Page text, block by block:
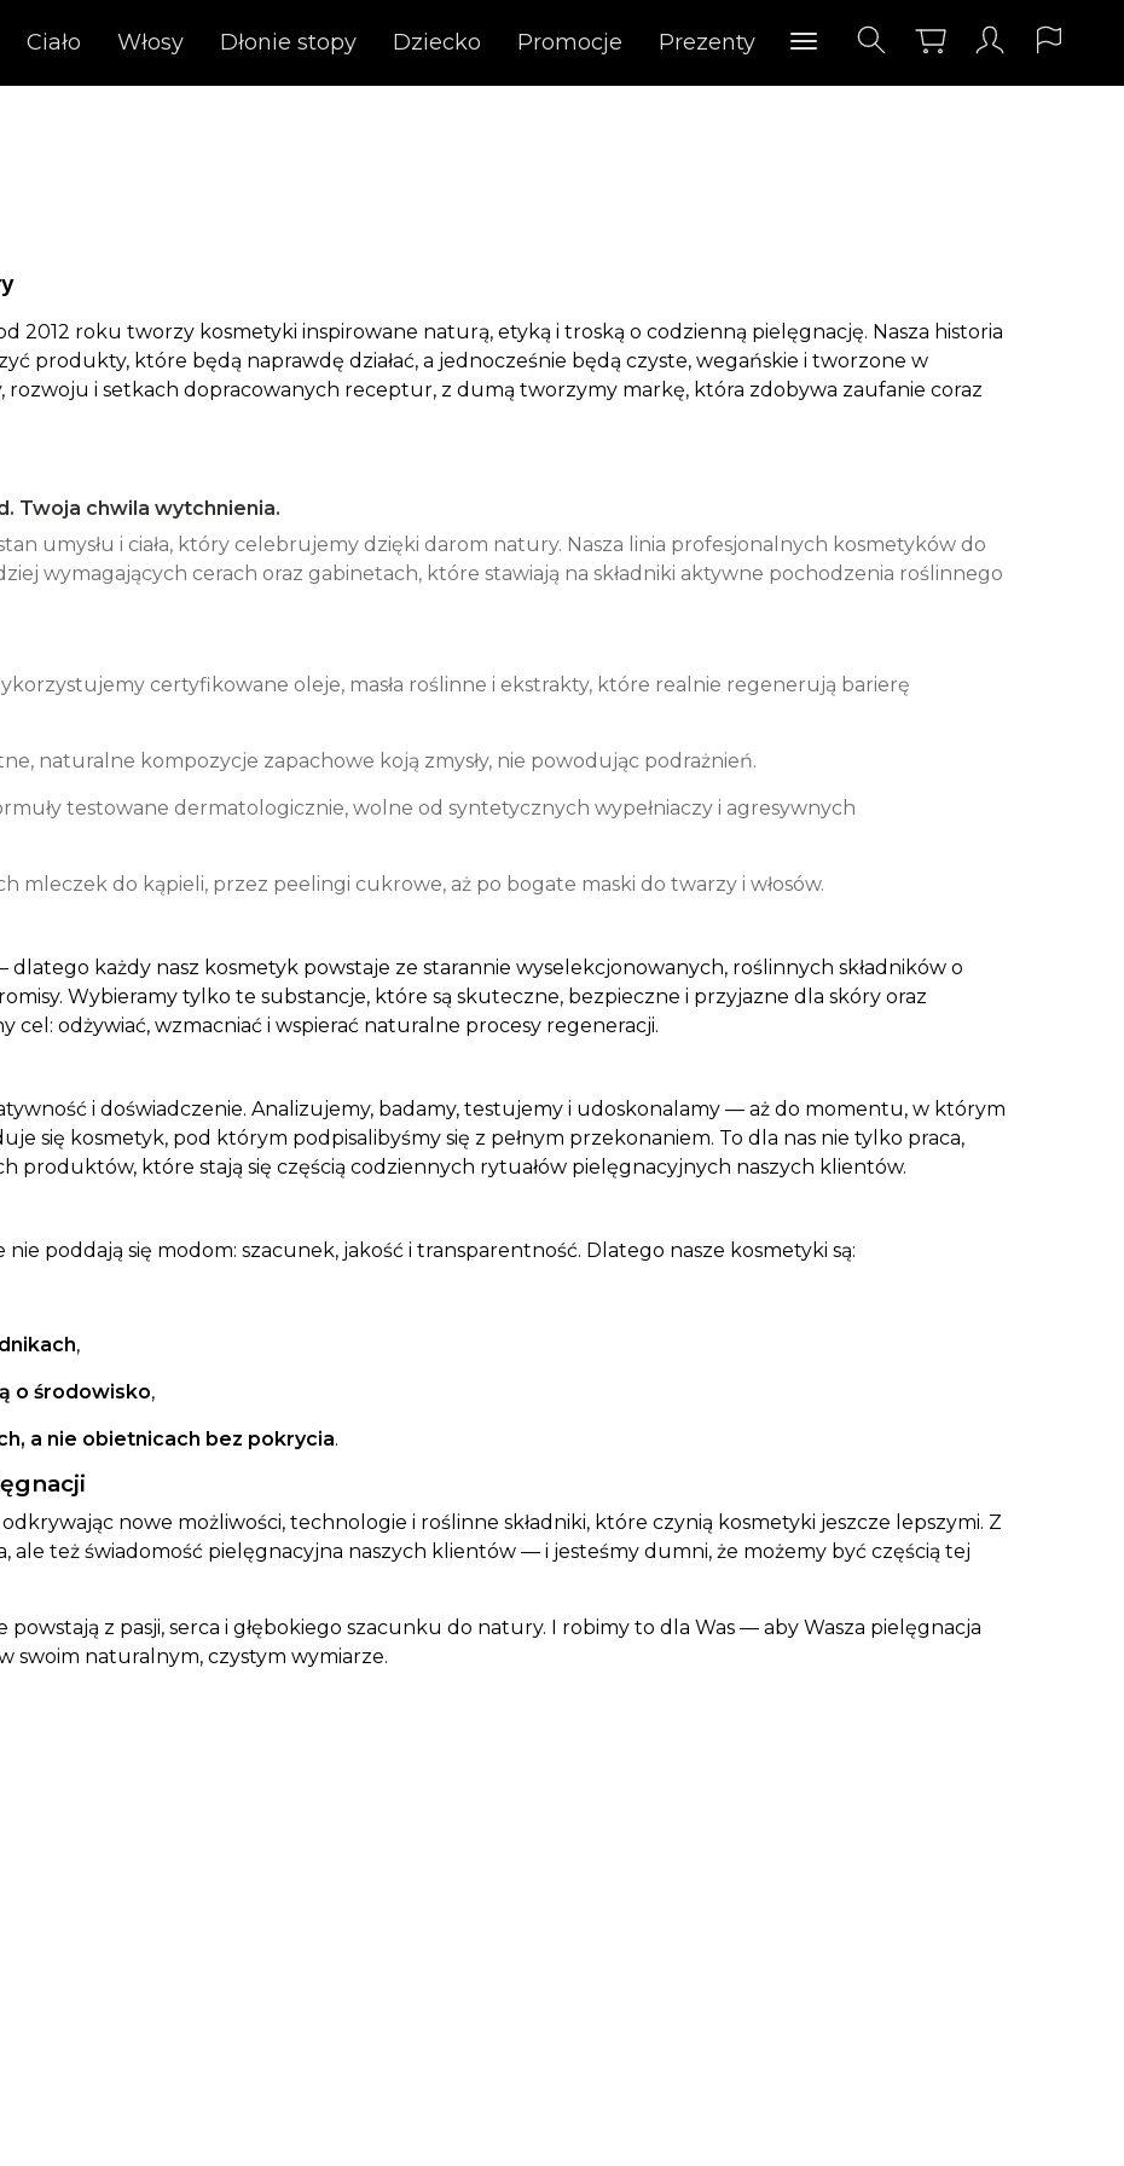
Ciało Włosy Dłonie stopy Dziecko Promocje Prezenty
2012 roku tworzy kosmetyki inspirowane naturą, etyką i troską o codzienną pielęgnację. Nasza historia
produkty, które będą naprawdę działać, a jednocześnie będą czyste, wegańskie i tworzone w
rozwoju i setkach dopracowanych receptur, z dumą tworzymy markę, która zdobywa zaufanie coraz
Twoja chwila wytchnienia.
umysłu i ciała, który celebrujemy dzięki darom natury. Nasza linia profesjonalnych kosmetyków do
wymagających cerach oraz gabinetach, które stawiają na składniki aktywne pochodzenia roślinnego
certyfikowane oleje, masła roślinne i ekstrakty, które realnie regenerują barierę
naturalne kompozycje zapachowe koją zmysły, nie powodując podrażnień.
testowane dermatologicznie, wolne od syntetycznych wypełniaczy i agresywnych
mleczek do kąpieli, przez peelingi cukrowe, aż po bogate maski do twarzy i włosów.
każdy nasz kosmetyk powstaje ze starannie wyselekcjonowanych, roślinnych składników o
Wybieramy tylko te substancje, które są skuteczne, bezpieczne i przyjazne dla skóry oraz
cel: odżywiać, wzmacniać i wspierać naturalne procesy regeneracji.
i doświadczenie. Analizujemy, badamy, testujemy i udoskonalamy — aż do momentu, w którym
się kosmetyk, pod którym podpisalibyśmy się z pełnym przekonaniem. To dla nas nie tylko praca,
produktów, które stają się częścią codziennych rytuałów pielęgnacyjnych naszych klientów.
poddają się modom: szacunek, jakość i transparentność. Dlatego nasze kosmetyki są:
,
o środowisko,
a nie obietnicach bez pokrycia.
nowe możliwości, technologie i roślinne składniki, które czynią kosmetyki jeszcze lepszymi. Z
ale też świadomość pielęgnacyjna naszych klientów — i jesteśmy dumni, że możemy być częścią tej
z pasji, serca i głębokiego szacunku do natury. I robimy to dla Was — aby Wasza pielęgnacja
swoim naturalnym, czystym wymiarze.